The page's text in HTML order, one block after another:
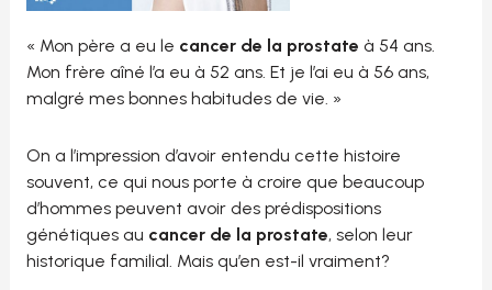
« Mon père a eu le cancer de la prostate à 54 ans.
Mon frère aîné l’a eu à 52 ans. Et je l’ai eu à 56 ans,
malgré mes bonnes habitudes de vie. »
On a l’impression d’avoir entendu cette histoire
souvent, ce qui nous porte à croire que beaucoup
d’hommes peuvent avoir des prédispositions
génétiques au cancer de la prostate, selon leur
historique familial. Mais qu’en est-il vraiment?